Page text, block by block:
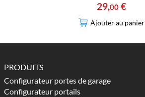
29,00 €
Ajouter au panier
PRODUITS
Configurateur portes de garage
Configurateur portails